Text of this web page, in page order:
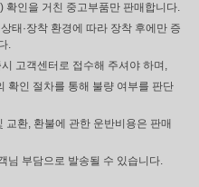
확인을 거친 중고부품만 판매합니다.
태·장착 환경에 따라 장착 후에만 증
.
고객센터로 접수해 주셔야 하며,
확인 절차를 통해 불량 여부를 판단
교환, 환불에 관한 운반비용은 판매
님 부담으로 발송될 수 있습니다.